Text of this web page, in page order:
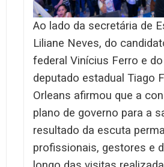
Ao lado da secretária de
Liliane Neves, do
federal Vinícius Ferro e
deputado estadual Tiago
Orleans afirmou que a
plano de governo para a
resultado da escuta
profissionais, gestores e